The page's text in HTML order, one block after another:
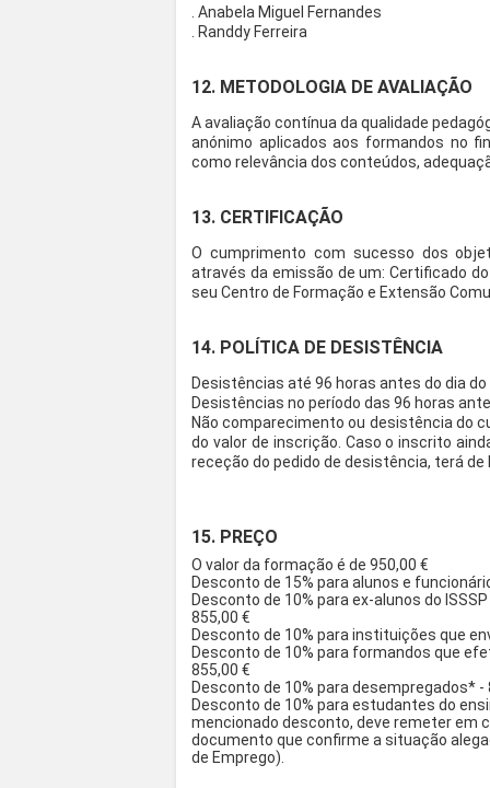
. Anabela Miguel Fernandes
. Randdy Ferreira
12. METODOLOGIA DE AVALIAÇÃO
A avaliação contínua da qualidade
anónimo aplicados aos formandos no
como relevância dos conteúdos,
13. CERTIFICAÇÃO
O cumprimento com sucesso dos
através da emissão de um: Certificado
seu Centro de Formação e Extensão
14. POLÍTICA DE DESISTÊNCIA
Desistências até 96 horas antes do dia
Desistências no período das 96 horas
Não comparecimento ou desistência do
do valor de inscrição. Caso o inscrito
receção do pedido de desistência, terá
15. PREÇO
O valor da formação é de 950,00 €
Desconto de 15% para alunos e
Desconto de 10% para ex-alunos do
855,00 €
Desconto de 10% para instituições que
Desconto de 10% para formandos que
855,00 €
Desconto de 10% para desempregados* -
Desconto de 10% para estudantes do
mencionado desconto, deve remeter em
documento que confirme a situação
de Emprego).